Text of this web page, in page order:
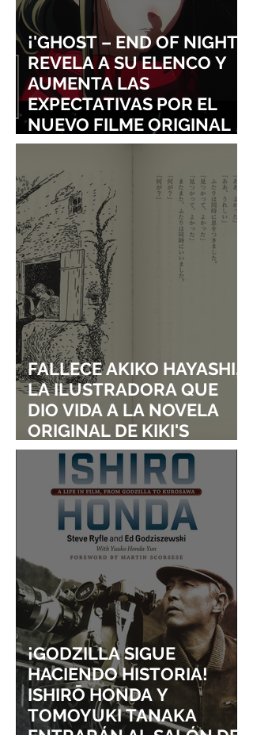
¡'GHOST – END OF NIGHT'
REVELA A SU ELENCO Y
AUMENTA LAS
EXPECTATIVAS POR EL
NUEVO FILME ORIGINAL
DE SHINGO NATSUME!
FALLECE AKIKO HAYASHI,
LA ILUSTRADORA QUE
DIO VIDA A LA NOVELA
ORIGINAL DE KIKI'S
DELIVERY SERVICE
¡GODZILLA SIGUE
HACIENDO HISTORIA!
ISHIRŌ HONDA Y
TOMOYUKI TANAKA